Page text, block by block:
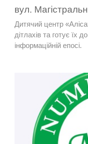
вул.
Дитячий центр
дітлахів та готує їх
інформаційній епосі.